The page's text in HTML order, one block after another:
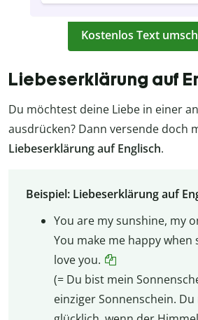
Kostenlos Text
Liebeserklärung auf
Du möchtest deine Liebe in einer
ausdrücken? Dann versende doch
Liebeserklärung auf Englisch.
Beispiel: Liebeserklärung auf
You are my sunshine, my
You make me happy when
love you.
(= Du bist mein
einziger Sonnenschein.